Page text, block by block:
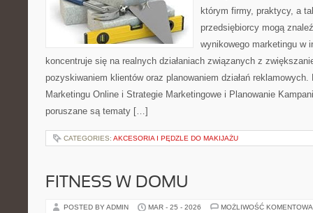
którym firmy, praktycy, a
przedsiębiorcy mogą
wynikowego marketingu w
koncentruje się na realnych działaniach związanych z
pozyskiwaniem klientów oraz planowaniem działań
Marketingu Online i Strategie Marketingowe i Planowanie
poruszane są tematy […]
CATEGORIES: AKCESORIA I PĘDZLE DO MAKIJAŻU
FITNESS W DOMU
POSTED BY ADMIN MAR - 25 - 2026 MOŻLIWOŚĆ